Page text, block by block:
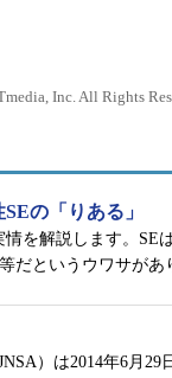
Inc. All Rights
の「りある」
を解説します。SE
だというウワサがあ
）は2014年6月29